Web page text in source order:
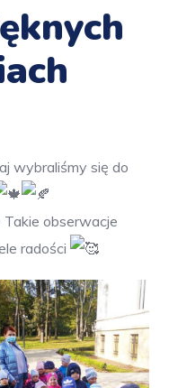
wybraliśmy się do
Takie obserwacje
radości